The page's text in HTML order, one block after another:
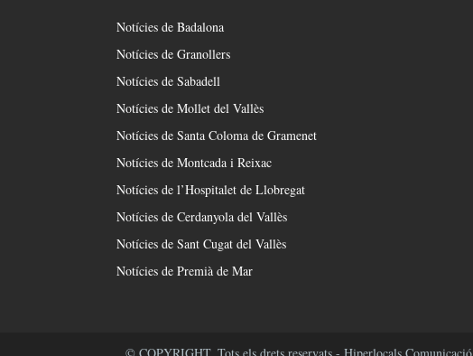
Notícies de Badalona
Notícies de Granollers
Notícies de Sabadell
Notícies de Mollet del Vallès
Notícies de Santa Coloma de Gramenet
Notícies de Montcada i Reixac
Notícies de l’Hospitalet de Llobregat
Notícies de Cerdanyola del Vallès
Notícies de Sant Cugat del Vallès
Notícies de Premià de Mar